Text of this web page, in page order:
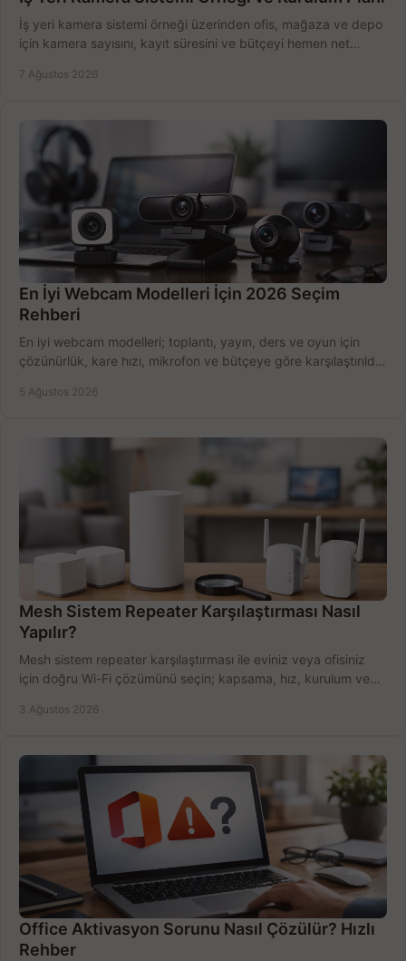
İş yeri kamera sistemi örneği üzerinden ofis, mağaza ve depo
için kamera sayısını, kayıt süresini ve bütçeyi hemen net
7 Ağustos 2026
En İyi Webcam Modelleri İçin 2026 Seçim
Rehberi
En iyi webcam modelleri; toplantı, yayın, ders ve oyun için
çözünürlük, kare hızı, mikrofon ve bütçeye göre karşılaştırıldı.
5 Ağustos 2026
Mesh Sistem Repeater Karşılaştırması Nasıl
Yapılır?
Mesh sistem repeater karşılaştırması ile eviniz veya ofisiniz
için doğru Wi-Fi çözümünü seçin; kapsama, hız, kurulum ve
3 Ağustos 2026
Office Aktivasyon Sorunu Nasıl Çözülür? Hızlı
Rehber